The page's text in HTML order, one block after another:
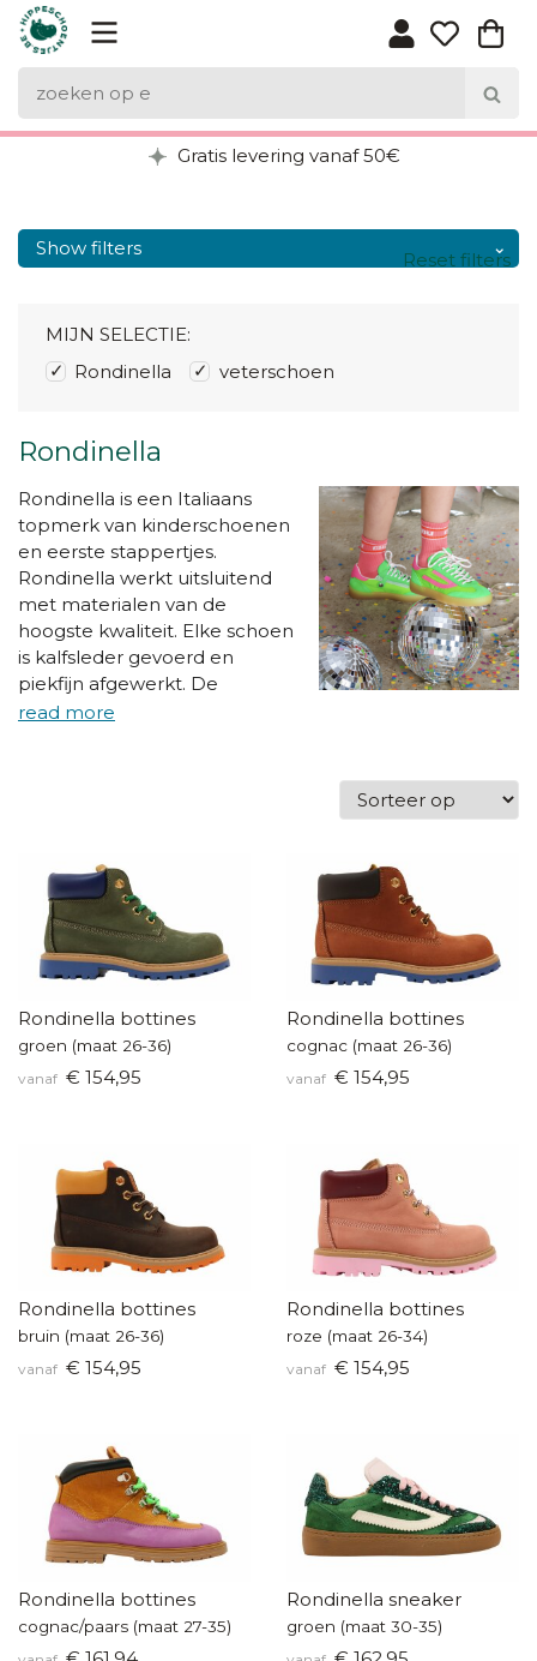
Gratis levering vanaf 50€
Show filters
Rondinella
Rondinella is een Italiaans
topmerk van kinderschoenen
en eerste stappertjes.
Rondinella werkt uitsluitend
met materialen van de
hoogste kwaliteit. Elke schoen
is kalfsleder gevoerd en
piekfijn afgewerkt. De
nummer één uit Italië brengt
speciale accessoires geven elk
ontwerp een bijzondere
uitstraling. Traditie en kwaliteit
verzekerd!
MIJN SELECTIE:
Rondinella
veterschoen
Reset filters
Rondinella bottines
groen (maat 26-36)
vanaf € 154,95
Rondinella bottines
cognac (maat 26-36)
vanaf € 154,95
Rondinella bottines
bruin (maat 26-36)
vanaf € 154,95
Rondinella bottines
roze (maat 26-34)
vanaf € 154,95
Rondinella bottines
cognac/paars (maat 27-35)
Rondinella sneaker
groen (maat 30-35)